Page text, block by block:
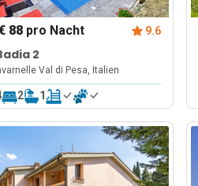
88 pro Nacht 9.6
2
Val di Pesa, Italien
2 1